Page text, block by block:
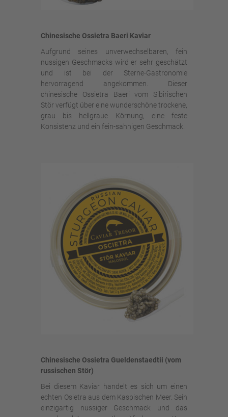
Chinesische Ossietra Baeri Kaviar
Aufgrund seines unverwechselbaren, fein
nussigen Geschmacks wird er sehr geschätzt
und ist bei der Sterne-Gastronomie
hervorragend angekommen. Dieser
chinesische Ossietra Baeri vom Sibirischen
Stör verfügt über eine wunderschöne trockene,
grau bis hellgraue Körnung, eine feste
Konsistenz und ein fein-sahnigen Geschmack.
Chinesische Ossietra Gueldenstaedtii (vom
russischen Stör)
Bei diesem Kaviar handelt es sich um einen
echten Osietra aus dem Kaspischen Meer. Sein
einzigartig nussiger Geschmack und das